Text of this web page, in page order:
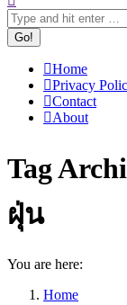
Home
Privacy
Contact
About
Tag
ฝุ่น
You are here:
Home